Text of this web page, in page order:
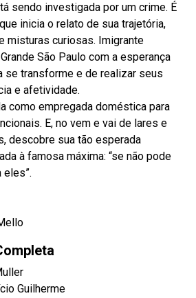
sendo investigada por um crime. É
inicia o relato de sua trajetória,
misturas curiosas. Imigrante
São Paulo com a esperança
se transforme e de realizar seus
e afetividade.
como empregada doméstica para
E, no vem e vai de lares e
descobre sua tão esperada
à famosa máxima: “se não pode
Guilherme